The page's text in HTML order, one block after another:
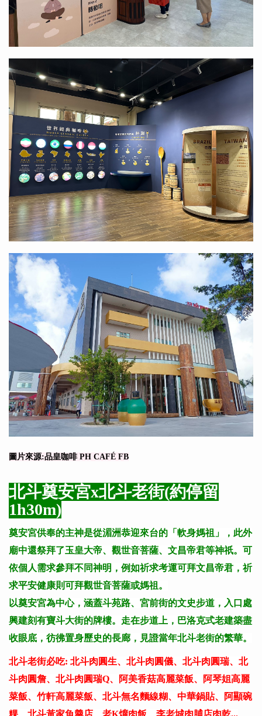
圖片來源:品皇咖啡 PH CAFÉ FB
北斗奠安宮x北斗老街(約停留
1h30m)
奠安宮供奉的主神是從湄洲恭迎來台的「軟身媽祖」，此外
廟中還祭拜了玉皇大帝、觀世音菩薩、文昌帝君等神祇。可
依個人需求參拜不同神明，例如祈求考運可拜文昌帝君，祈
求平安健康則可拜觀世音菩薩或媽祖。
以奠安宮為中心，涵蓋斗苑路、宮前街的文史步道，入口處
興建刻有寶斗大街的牌樓。走在步道上，巴洛克式老建築盡
收眼底，彷彿置身歷史的長廊，見證當年北斗老街的繁華。
北斗老街必吃: 北斗肉圓生、北斗肉圓儀、北斗肉圓瑞、北
斗肉圓詹、北斗肉圓瑞Q、阿美香菇高麗菜飯、阿琴姐高麗
菜飯、竹軒高麗菜飯、北斗無名麵線糊、中華鍋貼、阿顯碗
粿、北斗黃家魚羹店、老K爌肉飯、李老城肉脯店肉乾...